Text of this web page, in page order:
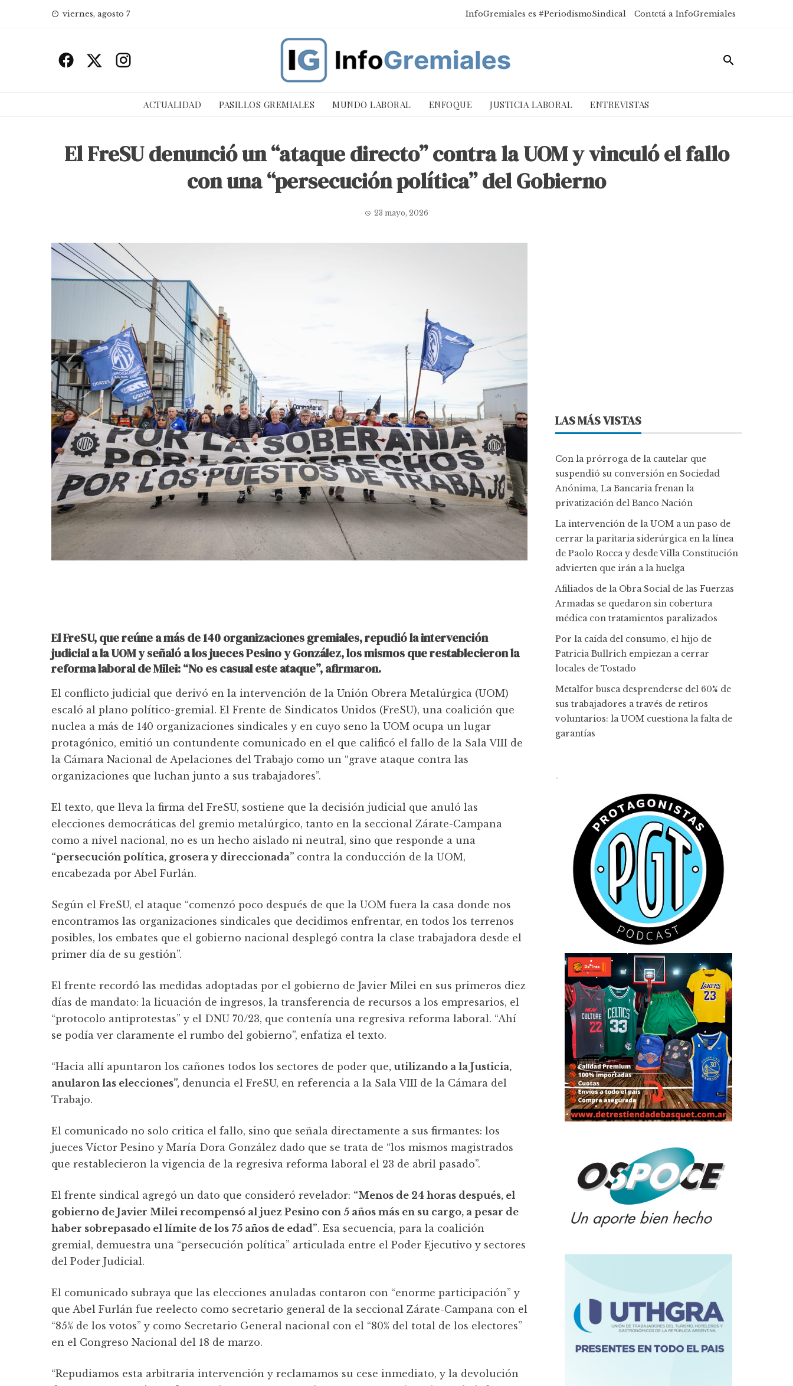
viernes, agosto 7 InfoGremiales es #PeriodismoSindical Contctá a InfoGremiales
ACTUALIDAD PASILLOS GREMIALES MUNDO LABORAL ENFOQUE JUSTICIA LABORAL ENTREVISTAS
El FreSU denunció un “ataque directo” contra la UOM y vinculó el fallo
con una “persecución política” del Gobierno
23 mayo, 2026
El FreSU, que reúne a más de 140 organizaciones gremiales, repudió la intervención
judicial a la UOM y señaló a los jueces Pesino y González, los mismos que restablecieron la
reforma laboral de Milei: “No es casual este ataque”, afirmaron.
El conflicto judicial que derivó en la intervención de la Unión Obrera Metalúrgica (UOM)
escaló al plano político-gremial. El Frente de Sindicatos Unidos (FreSU), una coalición que
nuclea a más de 140 organizaciones sindicales y en cuyo seno la UOM ocupa un lugar
protagónico, emitió un contundente comunicado en el que calificó el fallo de la Sala VIII de
la Cámara Nacional de Apelaciones del Trabajo como un “grave ataque contra las
organizaciones que luchan junto a sus trabajadores”.
El texto, que lleva la firma del FreSU, sostiene que la decisión judicial que anuló las
elecciones democráticas del gremio metalúrgico, tanto en la seccional Zárate-Campana
como a nivel nacional, no es un hecho aislado ni neutral, sino que responde a una
“persecución política, grosera y direccionada” contra la conducción de la UOM,
encabezada por Abel Furlán.
Según el FreSU, el ataque “comenzó poco después de que la UOM fuera la casa donde nos
encontramos las organizaciones sindicales que decidimos enfrentar, en todos los terrenos
posibles, los embates que el gobierno nacional desplegó contra la clase trabajadora desde el
primer día de su gestión”.
El frente recordó las medidas adoptadas por el gobierno de Javier Milei en sus primeros diez
días de mandato: la licuación de ingresos, la transferencia de recursos a los empresarios, el
“protocolo antiprotestas” y el DNU 70/23, que contenía una regresiva reforma laboral. “Ahí
se podía ver claramente el rumbo del gobierno”, enfatiza el texto.
“Hacia allí apuntaron los cañones todos los sectores de poder que, utilizando a la Justicia,
anularon las elecciones”, denuncia el FreSU, en referencia a la Sala VIII de la Cámara del
Trabajo.
El comunicado no solo critica el fallo, sino que señala directamente a sus firmantes: los
jueces Víctor Pesino y María Dora González dado que se trata de “los mismos magistrados
que restablecieron la vigencia de la regresiva reforma laboral el 23 de abril pasado”.
El frente sindical agregó un dato que consideró revelador: “Menos de 24 horas después, el
gobierno de Javier Milei recompensó al juez Pesino con 5 años más en su cargo, a pesar de
haber sobrepasado el límite de los 75 años de edad”. Esa secuencia, para la coalición
gremial, demuestra una “persecución política” articulada entre el Poder Ejecutivo y sectores
del Poder Judicial.
El comunicado subraya que las elecciones anuladas contaron con “enorme participación” y
que Abel Furlán fue reelecto como secretario general de la seccional Zárate-Campana con el
“85% de los votos” y como Secretario General nacional con el “80% del total de los electores”
en el Congreso Nacional del 18 de marzo.
“Repudiamos esta arbitraria intervención y reclamamos su cese inmediato, y la devolución
LAS MÁS VISTAS
Con la prórroga de la cautelar que
suspendió su conversión en Sociedad
Anónima, La Bancaria frenan la
privatización del Banco Nación
La intervención de la UOM a un paso de
cerrar la paritaria siderúrgica en la línea
de Paolo Rocca y desde Villa Constitución
advierten que irán a la huelga
Afiliados de la Obra Social de las Fuerzas
Armadas se quedaron sin cobertura
médica con tratamientos paralizados
Por la caída del consumo, el hijo de
Patricia Bullrich empiezan a cerrar
locales de Tostado
Metalfor busca desprenderse del 60% de
sus trabajadores a través de retiros
voluntarios: la UOM cuestiona la falta de
garantías
-